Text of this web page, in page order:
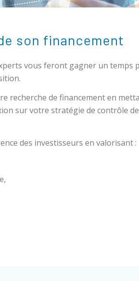
son financement
vous feront gagner un temps
recherche de financement en
sur votre stratégie de contrôle
des investisseurs en valorisant :